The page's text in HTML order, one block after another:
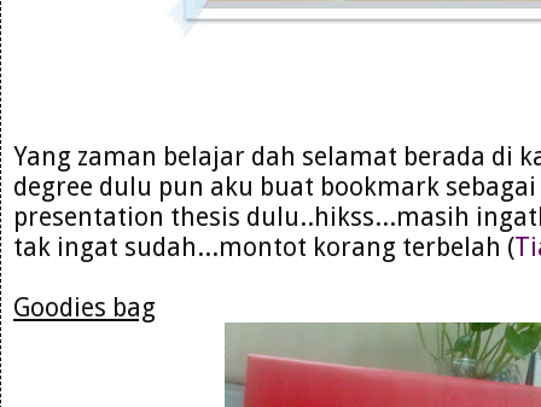
Yang zaman belajar dah selamat berada di
degree dulu pun aku buat bookmark
presentation thesis dulu..hikss...masih
tak ingat sudah...montot korang terbelah (
Goodies bag